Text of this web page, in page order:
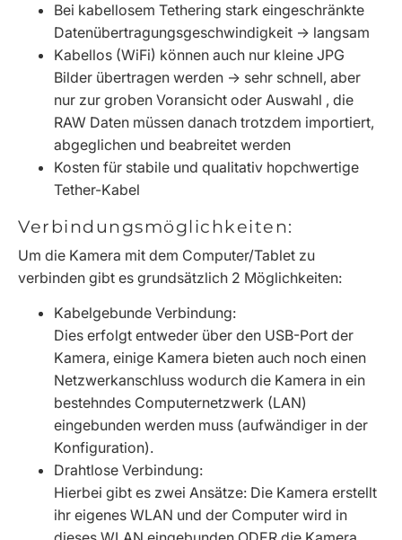
Bei kabellosem Tethering stark eingeschränkte
Datenübertragungsgeschwindigkeit -> langsam
Kabellos (WiFi) können auch nur kleine JPG
Bilder übertragen werden -> sehr schnell, aber
nur zur groben Voransicht oder Auswahl , die
RAW Daten müssen danach trotzdem importiert,
abgeglichen und beabreitet werden
Kosten für stabile und qualitativ hopchwertige
Tether-Kabel
Verbindungsmöglichkeiten:
Um die Kamera mit dem Computer/Tablet zu
verbinden gibt es grundsätzlich 2 Möglichkeiten:
Kabelgebunde Verbindung:
Dies erfolgt entweder über den USB-Port der
Kamera, einige Kamera bieten auch noch einen
Netzwerkanschluss wodurch die Kamera in ein
bestehndes Computernetzwerk (LAN)
eingebunden werden muss (aufwändiger in der
Konfiguration).
Drahtlose Verbindung:
Hierbei gibt es zwei Ansätze: Die Kamera erstellt
ihr eigenes WLAN und der Computer wird in